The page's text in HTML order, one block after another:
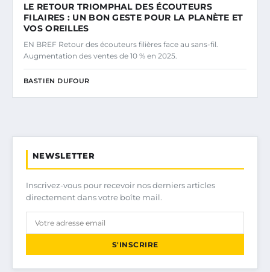
LE RETOUR TRIOMPHAL DES ÉCOUTEURS
FILAIRES : UN BON GESTE POUR LA PLANÈTE ET
VOS OREILLES
EN BREF Retour des écouteurs filières face au sans-fil.
Augmentation des ventes de 10 % en 2025.
BASTIEN DUFOUR
NEWSLETTER
Inscrivez-vous pour recevoir nos derniers articles
directement dans votre boîte mail.
S'INSCRIRE